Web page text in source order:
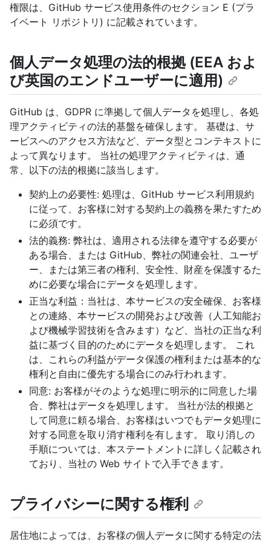
権限は、GitHub サービス使用条件のセクション E (プラ
イベート リポジトリ) に記載されています。
個人データ処理の法的根拠 (EEA およ
び英国のエンドユーザーに適用)
GitHub は、GDPR に準拠して個人データを処理し、各処
理アクティビティの法的基盤を確保します。 基礎は、サ
ービスへのアクセス方法など、データ型とコンテキストに
よって異なります。 当社の処理アクティビティは、通
常、以下の法的根拠に該当します。
契約上の必要性: 処理は、GitHub サービス利用規約
に従って、お客様に対する契約上の義務を果たすため
に必須です。
法的義務: 弊社は、適用される法律を遵守する必要が
ある場合、または GitHub、弊社の関連会社、ユーザ
ー、または第三者の権利、安全性、財産を保護するた
めに必要な場合にデータを処理します。
正当な利益：当社は、本サービスの安全確保、お客様
との連絡、本サービスの開発および改善（人工知能お
よび機械学習技術を含みます）など、当社の正当な利
益に基づく目的のためにデータを処理します。 これ
は、これらの利益がデータ保護の権利または基本的な
権利と自由に優先する場合にのみ行われます。
同意: お客様がそのような処理に明示的に同意した場
合、弊社はデータを処理します。 当社が法的根拠と
して同意に頼る場合、お客様はいつでもデータ処理に
対する同意を取り消す権利を有します。 取り消しの
手順については、本ステートメントに詳しく記載され
ており、当社の Web サイトで入手できます。
プライバシーに関する権利
居住地によっては、お客様の個人データに関する特定の法